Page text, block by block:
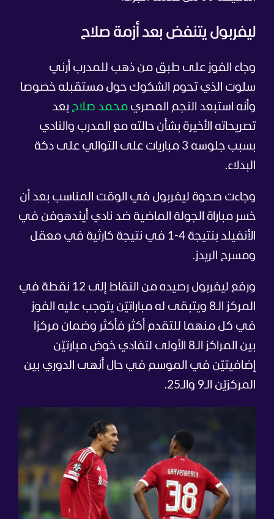
ليفربول يتنفض بعد أزمة صلاح
وجاء الفوز على طبق من ذهب للمدرب أرني
سلوت الذي تحوم الشكوك حول مستقبله خصوصا
وأنه استبعد النجم المصري محمد صلاح بعد
تصريحاته الأخيرة بشأن حالته مع المدرب والنادي
بسبب جلوسه 3 مباريات على التوالي على دكة
البدلاء.
وجاءت صحوة ليفربول في الوقت المناسب بعد أن
خسر مباراة الجولة الماضية ضد نادي أيندهوفن في
الأنفيلد بنتيجة 4-1 في نتيجة كارثية في معقل
ومسرح الريدز.
ورفع ليفربول رصيده من النقاط إلى 12 نقطة في
المركز الـ8 ويتبقى له مباراتيّن يتوجب عليه الفوز
في كل منهما للتقدم أكثر فأكثر وضمان مركزا
بين المراكز الـ8 الأولى لتفادي خوض مبارتيّن
إضافيتيّن في الموسم في حال أنهى الدوري بين
المركزيّن الـ9 والـ25.